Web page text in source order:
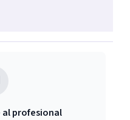
al profesional